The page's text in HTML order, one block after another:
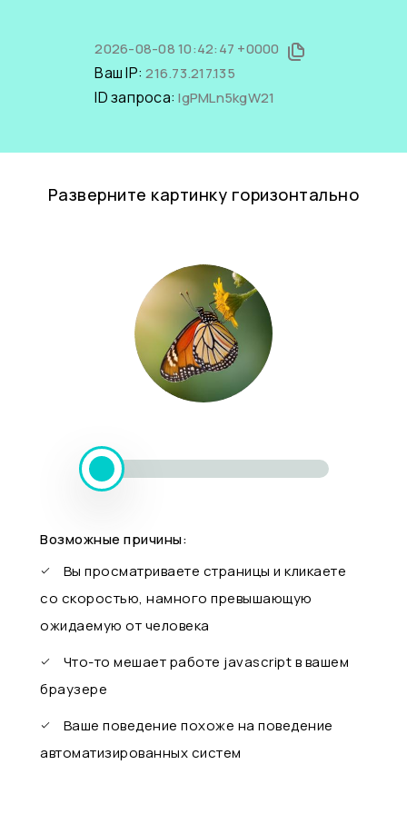
2026-08-08 10:42:47 +0000
Ваш IP:216.73.217.135
ID запроса:lgPMLn5kgW21
Разверните картинку горизонтально
Возможные причины:
Вы просматриваете страницы и кликаете
со скоростью, намного превышающую
ожидаемую от человека
Что-то мешает работе javascript в вашем
браузере
Ваше поведение похоже на поведение
автоматизированных систем